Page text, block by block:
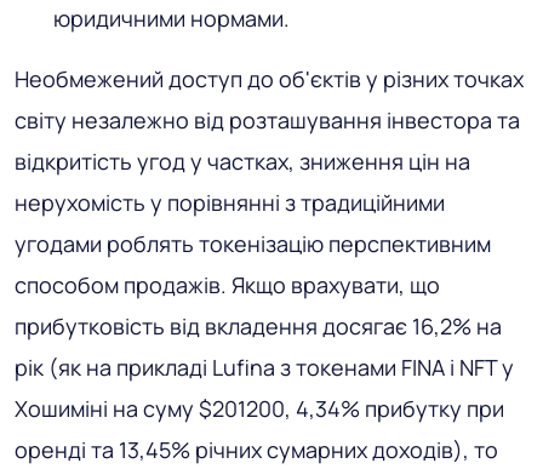
юридичними нормами.
Необмежений доступ до об'єктів у різних точках
світу незалежно від розташування інвестора та
відкритість угод у частках, зниження цін на
нерухомість у порівнянні з традиційними
угодами роблять токенізацію перспективним
способом продажів. Якщо врахувати, що
прибутковість від вкладення досягає 16,2% на
рік (як на прикладі Lufina з токенами FINA і NFT у
Хошиміні на суму $201200, 4,34% прибутку при
оренді та 13,45% річних сумарних доходів), то